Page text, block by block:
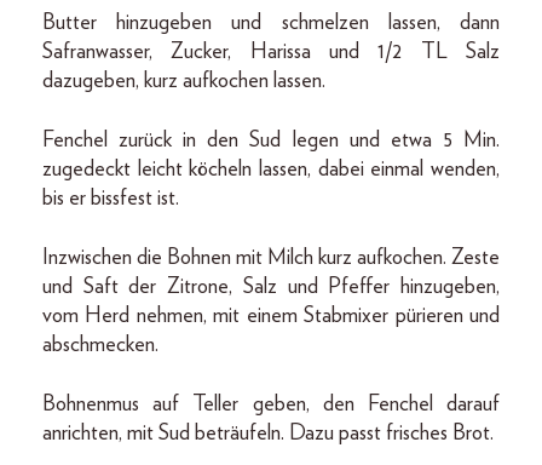
Butter hinzugeben und schmelzen lassen, dann
Safranwasser, Zucker, Harissa und 1/2 TL Salz
dazugeben, kurz aufkochen lassen.
Fenchel zurück in den Sud legen und etwa 5 Min.
zugedeckt leicht köcheln lassen, dabei einmal wenden,
bis er bissfest ist.
Inzwischen die Bohnen mit Milch kurz aufkochen. Zeste
und Saft der Zitrone, Salz und Pfeffer hinzugeben,
vom Herd nehmen, mit einem Stabmixer pürieren und
abschmecken.
Bohnenmus auf Teller geben, den Fenchel darauf
anrichten, mit Sud beträufeln. Dazu passt frisches Brot.